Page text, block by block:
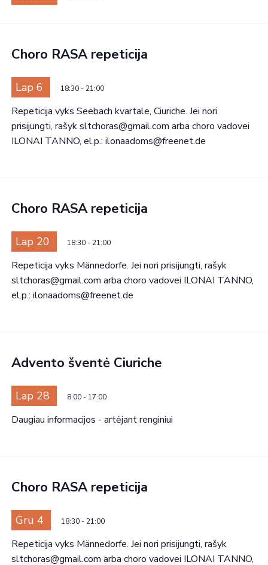
Choro RASA repeticija
Lap 6 18:30- 21:00
Repeticija vyks Seebach kvartale, Ciuriche. Jei nori
prisijungti, rašyk sltchoras@gmail.com arba choro vadovei
ILONAI TANNO, el.p.: ilonaadoms@freenet.de
Choro RASA repeticija
Lap 20 18:30- 21:00
Repeticija vyks Männedorfe. Jei nori prisijungti, rašyk
sltchoras@gmail.com arba choro vadovei ILONAI TANNO,
el.p.: ilonaadoms@freenet.de
Advento šventė Ciuriche
Lap 28 8:00- 17:00
Daugiau informacijos - artėjant renginiui
Choro RASA repeticija
Gru 4 18:30- 21:00
Repeticija vyks Männedorfe. Jei nori prisijungti, rašyk
sltchoras@gmail.com arba choro vadovei ILONAI TANNO,